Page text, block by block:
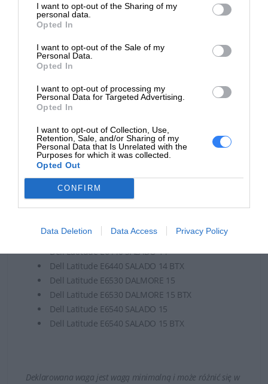
I want to opt-out of the Sharing of my
personal data.
Opted In
I want to opt-out of the Sale of my
Personal Data.
Opted In
I want to opt-out of processing my
Personal Data for Targeted Advertising.
Opted In
I want to opt-out of Collection, Use,
Retention, Sale, and/or Sharing of my
Personal Data that Is Unrelated with the
Purposes for which it was collected.
Opted Out
CONFIRM
Data Deletion Data Access Privacy Policy
W celu potwierdzenia kompatybilności baterii prosimy o
kontakt, w celu weryfikacji.
Bateria może być kompatybilna z laptopami Dell:
Dell Latitude E5430 KORBEL 14 BTX
Dell Latitude E5430 KORBEL 14 FASTTRACK
Dell Latitude E5530 KORBEL 15 BTX
Dell Latitude E5530 KORBEL 15 FASTRACK
Dell Latitude E6330 DALMORE 13
Dell Latitude E6430 DALMORE 14
Dell Latitude E6430 DALMORE 14 ATG
Dell Latitude E6430 DALMORE 14 BTX
Dell Latitude E6430S DALMORE 14 LITE
Dell Latitude E6440 SALADO 14
Dell Latitude E6440 SALADO 14 BTX
Dell Latitude E6530 DALMORE 15
Dell Latitude E6530 DALMORE 15 BTX
Dell Latitude E6540 SALADO 15
Dell Latitude E6540 SALADO 15 BTX
Deklarowana waga jest wagą minimalną i może różnić się w